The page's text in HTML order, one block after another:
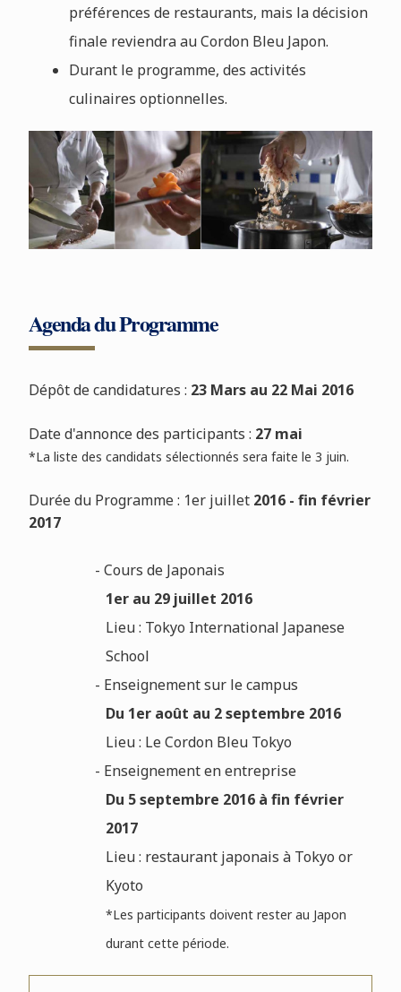
préférences de restaurants, mais la décision
finale reviendra au Cordon Bleu Japon.
Durant le programme, des activités
culinaires optionnelles.
Agenda du Programme
Dépôt de candidatures : 23 Mars au 22 Mai 2016
Date d'annonce des participants : 27 mai
*La liste des candidats sélectionnés sera faite le 3 juin.
Durée du Programme : 1er juillet2016 - fin février
2017
- Cours de Japonais
1er au 29 juillet 2016
Lieu : Tokyo International Japanese
School
- Enseignement sur le campus
Du 1er août au 2 septembre 2016
Lieu : Le Cordon Bleu Tokyo
- Enseignement en entreprise
Du 5 septembre 2016 à fin février
2017
Lieu : restaurant japonais à Tokyo or
Kyoto
*Les participants doivent rester au Japon
durant cette période.